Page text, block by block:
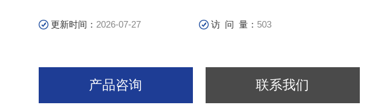
更新时间： 2026-07-27 访 问 量： 503
产品咨询 联系我们